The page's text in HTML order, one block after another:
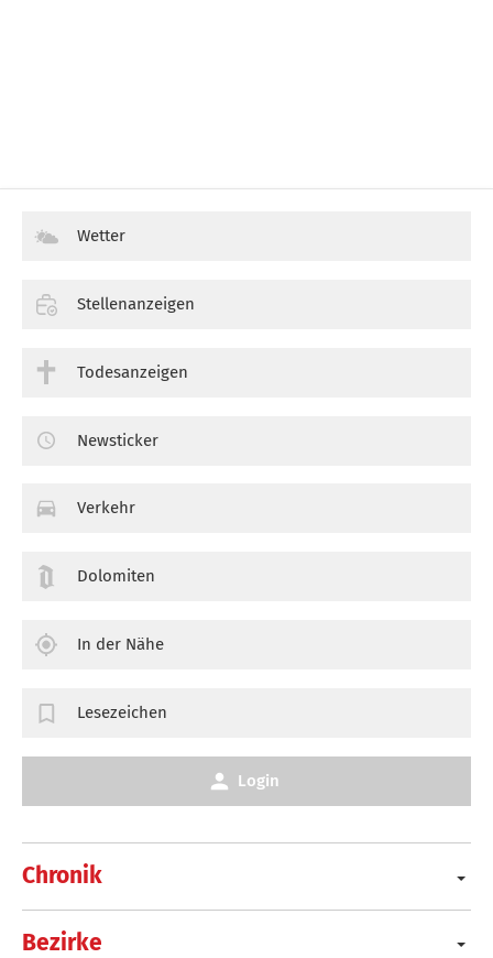
Chronik
Bezirke
Wetter
Stellenanzeigen
Todesanzeigen
Newsticker
Verkehr
Dolomiten
In der Nähe
Lesezeichen
Login